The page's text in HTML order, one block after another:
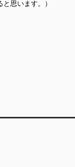
思います。）